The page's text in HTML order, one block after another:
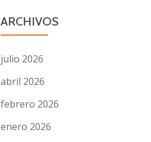
ARCHIVOS
julio 2026
abril 2026
febrero 2026
enero 2026